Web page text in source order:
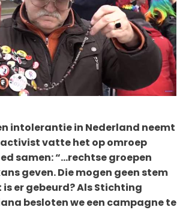
intolerantie in Nederland neemt
activist vatte het op omroep
samen: “…rechtse groepen
geven. Die mogen geen stem
er gebeurd? Als Stichting
besloten we een campagne te